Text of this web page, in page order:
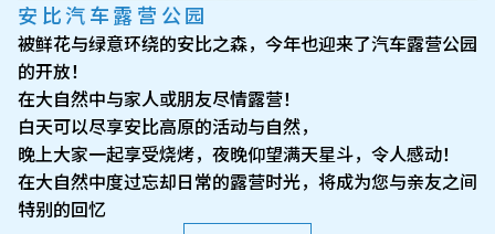
安比汽车露营公园
被鲜花与绿意环绕的安比之森，今年也迎来了汽车露营公园
的开放！
在大自然中与家人或朋友尽情露营！
白天可以尽享安比高原的活动与自然，
晚上大家一起享受烧烤，夜晚仰望满天星斗，令人感动！
在大自然中度过忘却日常的露营时光，将成为您与亲友之间
特别的回忆